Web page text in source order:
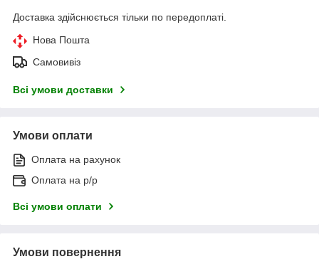
Доставка здійснюється тільки по передоплаті.
Нова Пошта
Самовивіз
Всі умови доставки
Умови оплати
Оплата на рахунок
Оплата на р/р
Всі умови оплати
Умови повернення